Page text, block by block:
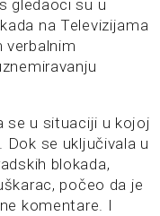
gledaoci su u
na Televizijama
verbalnim
se u situaciji u kojoj
Dok se uključivala u
blokada,
počeo da je
komentare. I